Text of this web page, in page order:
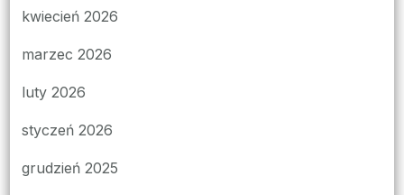
kwiecień 2026
marzec 2026
luty 2026
styczeń 2026
grudzień 2025